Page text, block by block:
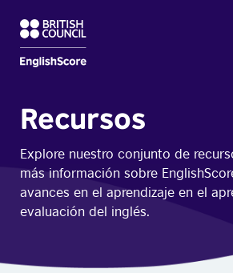
Recursos
Explore nuestro conjunto de
más información sobre
avances en el aprendizaje en el
evaluación del inglés.